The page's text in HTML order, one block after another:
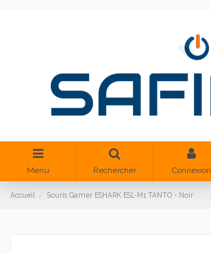
Menu Rechercher Connexion
Accueil Souris Gamer ESHARK ESL-M1 TANTO - Noir